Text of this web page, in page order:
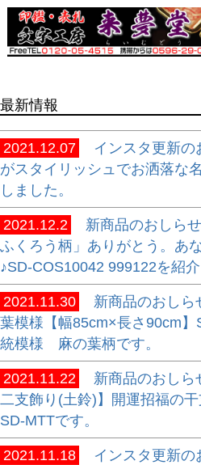
最新情報
2021.12.07
インスタ更新の
がスタイリッシュでお洒落な
しました。
2021.12.2
新商品のおしら
ふくろう柄」ありがとう。あ
♪SD-COS10042 999122を紹介
2021.11.30
新商品のおしら
葉模様【幅85cm×長さ90cm
統模様 麻の葉柄です。
2021.11.22
新商品のおし
二支飾り(土鈴)】開運招福の
SD-MTTです。
2021.11.18
インスタ更新
商品タグ
セール
翌日発送
在庫なし商品
在庫なし商品を表示し
商品番号/JANコード
バンドル販売
予約商品
予約商品のみを表示
並び順
新着順
登録順
価格が安い順